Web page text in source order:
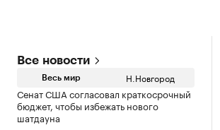
Все новости
Весь мир Н.Новгород
Сенат США согласовал краткосрочный
бюджет, чтобы избежать нового
шатдауна